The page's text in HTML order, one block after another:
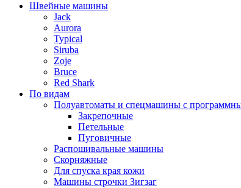
Швейные машины
Jack
Aurora
Typical
Siruba
Zoje
Bruce
Red Shark
По видам
Полуавтоматы и спецмашины с
Закрепочные
Петельные
Пуговичные
Распошивальные машины
Скорняжные
Для спуска края кожи
Машины строчки Зигзаг